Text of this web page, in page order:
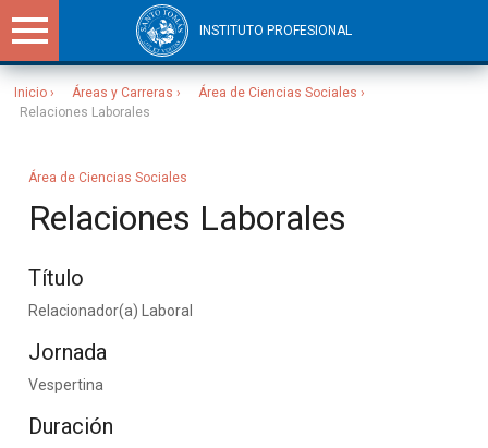
INSTITUTO PROFESIONAL
Sitios Santo Tomás
Inicio Áreas y Carreras
Área de Ciencias Sociales
Relaciones Laborales
Área de Ciencias Sociales
Relaciones Laborales
Título
Relacionador(a) Laboral
Jornada
Vespertina
Duración